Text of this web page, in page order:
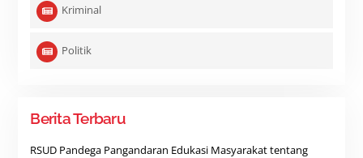
Kriminal
Politik
Berita Terbaru
RSUD Pandega Pangandaran Edukasi Masyarakat tentang